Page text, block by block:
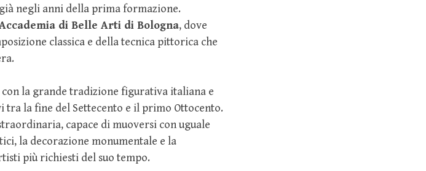
negli anni della prima formazione.
di Belle Arti di Bologna, dove
classica e della tecnica pittorica che
la grande tradizione figurativa italiana e
la fine del Settecento e il primo Ottocento.
capace di muoversi con uguale
la decorazione monumentale e la
più richiesti del suo tempo.